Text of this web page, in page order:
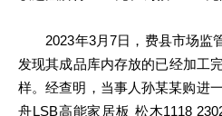
2023年3月7日，费县市场监管
发现其成品库内存放的已经加工
样。经查明，当事人孙某某购进
舟LSB高能家居板 松木1118